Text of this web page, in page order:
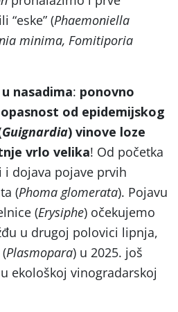
“eske” (Phaemoniella
minima, Fomitiporia
nasadima: ponovno
od epidemijskog
Guignardia) vinove loze
vrlo velika! Od početka
i dojava pojave prvih
(Phoma glomerata). Pojavu
(Erysiphe) očekujemo
u drugoj polovici lipnja,
Plasmopara) u 2025. još
ekološkoj vinogradarskoj